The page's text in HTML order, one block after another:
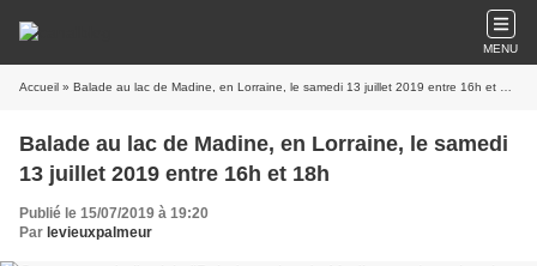
MENU
Accueil » Balade au lac de Madine, en Lorraine, le samedi 13 juillet 2019 entre 16h et 18h
Balade au lac de Madine, en Lorraine, le samedi
13 juillet 2019 entre 16h et 18h
Publié le 15/07/2019 à 19:20
Par levieuxpalmeur